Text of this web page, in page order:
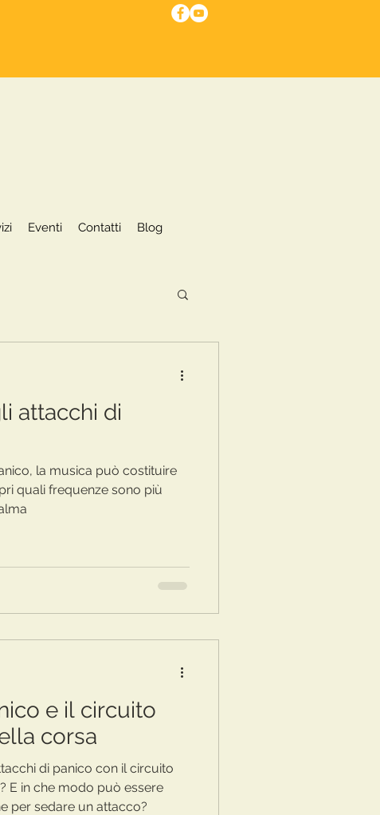
More
Eventi Contatti Blog
attacchi di
la musica può costituire
quali frequenze sono più
e il circuito
corsa
di panico con il circuito
E in che modo può essere
per sedare un attacco?